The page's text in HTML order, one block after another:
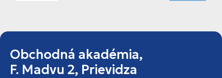
Obchodná akadémia,
F. Madvu 2, Prievidza